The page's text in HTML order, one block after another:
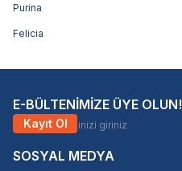
Purina
Felicia
E-BÜLTENİMİZE ÜYE OLUN!
Kayıt Ol
SOSYAL MEDYA